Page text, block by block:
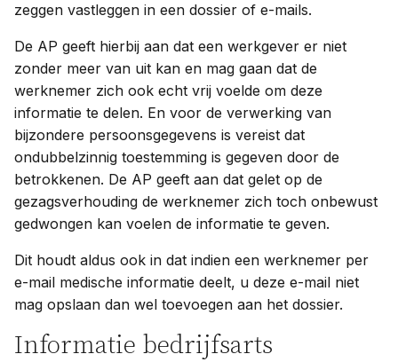
zeggen vastleggen in een dossier of e-mails.
De AP geeft hierbij aan dat een werkgever er niet
zonder meer van uit kan en mag gaan dat de
werknemer zich ook echt vrij voelde om deze
informatie te delen. En voor de verwerking van
bijzondere persoonsgegevens is vereist dat
ondubbelzinnig toestemming is gegeven door de
betrokkenen. De AP geeft aan dat gelet op de
gezagsverhouding de werknemer zich toch onbewust
gedwongen kan voelen de informatie te geven.
Dit houdt aldus ook in dat indien een werknemer per
e-mail medische informatie deelt, u deze e-mail niet
mag opslaan dan wel toevoegen aan het dossier.
Informatie bedrijfsarts